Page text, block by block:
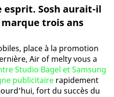
esprit. Sosh aurait-il
trois ans
place à la promotion
Air of melty vous a
Studio Bagel et Samsung
publicitaire rapidement
fort du succès du